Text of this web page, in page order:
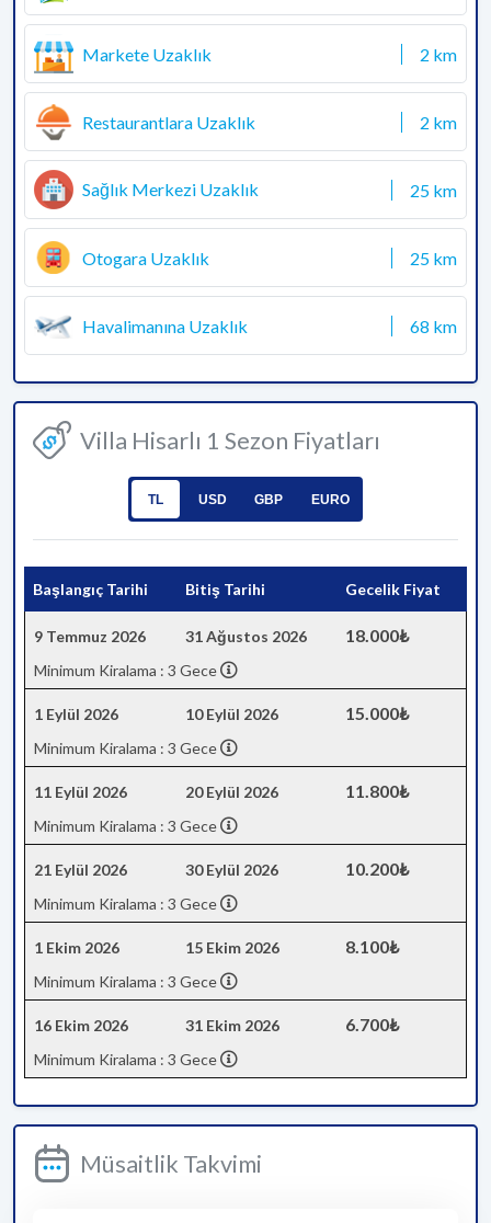
Markete Uzaklık 2 km
Restaurantlara Uzaklık 2 km
Sağlık Merkezi Uzaklık 25 km
Otogara Uzaklık 25 km
Havalimanına Uzaklık 68 km
Villa Hisarlı 1 Sezon Fiyatları
TL USD GBP EURO
Başlangıç Tarihi Bitiş Tarihi Gecelik Fiyat
9 Temmuz 2026 31 Ağustos 2026 18.000₺
Minimum Kiralama : 3 Gece
1 Eylül 2026 10 Eylül 2026 15.000₺
Minimum Kiralama : 3 Gece
11 Eylül 2026 20 Eylül 2026 11.800₺
Minimum Kiralama : 3 Gece
21 Eylül 2026 30 Eylül 2026 10.200₺
Minimum Kiralama : 3 Gece
1 Ekim 2026 15 Ekim 2026 8.100₺
Minimum Kiralama : 3 Gece
16 Ekim 2026 31 Ekim 2026 6.700₺
Minimum Kiralama : 3 Gece
Müsaitlik Takvimi